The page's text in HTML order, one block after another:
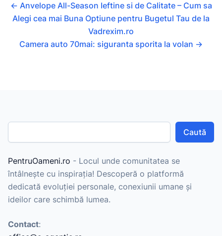
← Anvelope All-Season Ieftine si de Calitate – Cum sa
Alegi cea mai Buna Optiune pentru Bugetul Tau de la
Vadrexim.ro
Camera auto 70mai: siguranta sporita la volan →
Caută
PentruOameni.ro - Locul unde comunitatea se
întâlnește cu inspirația! Descoperă o platformă
dedicată evoluției personale, conexiunii umane și
ideilor care schimbă lumea.
Contact: